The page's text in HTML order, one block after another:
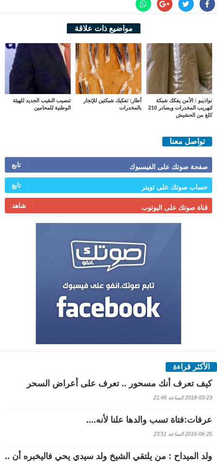
مواضيع ذات علاقة
نواذيبو : الأمن يفكك شبكة
لتهريب المخدرات ويصادر 210
كلغ من الحشيش
أطار: تفكيك شبكتين للإتجار
بالمخدرات
تنصيب النقيب الجديد للهيئة
الوطنية للمحامين
تواصل معنا
صفحة صوتك على الفيسبوك تابع
حساب صوتك على تويتر تابع
قناة صوتك على اليوتوب شاهد
الأكثر قراءة
كيف تعرف أنك مسحور .. تعرف على أعراض السحر
2018-03-23 الساعة 21:46
عرفات:فتاة تسب والدها علنا لأنه....
2016-06-25 الساعة 23:51
ولد الميداح : من يلتقي الشيخ ولد سيدي يحي فاليخبره أن ..